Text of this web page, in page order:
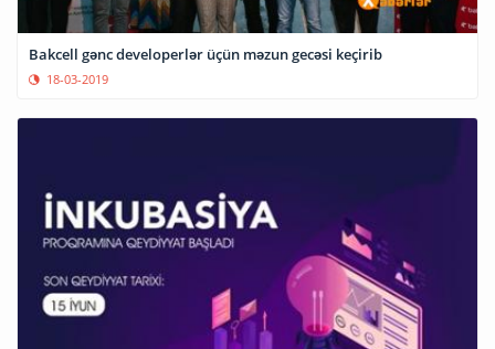
Bakcell gənc developerlər üçün məzun gecəsi keçirib
18-03-2019